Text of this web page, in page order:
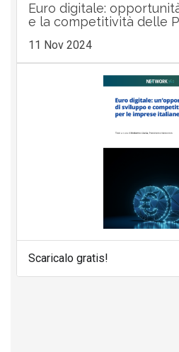
Euro digitale:
e la competitività delle
11 Nov 2024
Scaricalo gratis!